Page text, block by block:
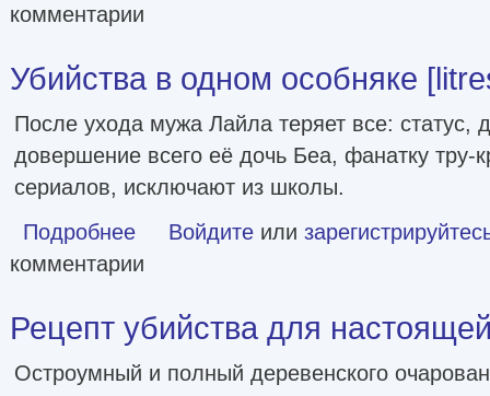
комментарии
Убийства в одном особняке
После ухода мужа Лайла теряет все: статус,
довершение всего её дочь Беа, фанатку
сериалов, исключают из школы.
Подробнее о Убийства в одном особняке [litres]
Войдите или
комментарии
Рецепт убийства для
Остроумный и полный деревенского